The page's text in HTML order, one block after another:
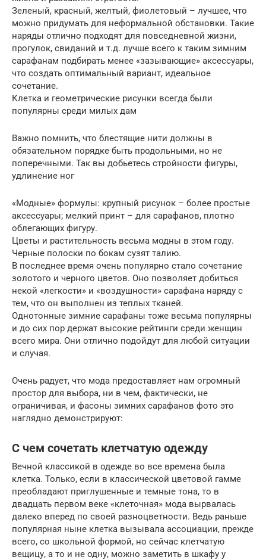
Зеленый, красный, желтый, фиолетовый – лучшее, что
можно придумать для неформальной обстановки. Такие
наряды отлично подходят для повседневной жизни,
прогулок, свиданий и т.д. лучше всего к таким зимним
сарафанам подбирать менее «зазывающие» аксессуары,
что создать оптимальный вариант, идеальное
сочетание.
Клетка и геометрические рисунки всегда были
популярны среди милых дам
Важно помнить, что блестящие нити должны в
обязательном порядке быть продольными, но не
поперечными. Так вы добьетесь стройности фигуры,
удлинение ног
«Модные» формулы: крупный рисунок – более простые
аксессуары; мелкий принт – для сарафанов, плотно
облегающих фигуру.
Цветы и растительность весьма модны в этом году.
Черные полоски по бокам сузят талию.
В последнее время очень популярно стало сочетание
золотого и черного цветов. Оно позволяет добиться
некой «легкости» и «воздушности» сарафана наряду с
тем, что он выполнен из теплых тканей.
Однотонные зимние сарафаны тоже весьма популярны
и до сих пор держат высокие рейтинги среди женщин
всего мира. Они отлично подойдут для любой ситуации
и случая.
Очень радует, что мода предоставляет нам огромный
простор для выбора, ни в чем, фактически, не
ограничивая, и фасоны зимних сарафанов фото это
наглядно демонстрируют:
С чем сочетать клетчатую одежду
Вечной классикой в одежде во все времена была
клетка. Только, если в классической цветовой гамме
преобладают приглушенные и темные тона, то в
двадцать первом веке «клеточная» мода вырвалась
далеко вперед по своей разноцветности. Ведь раньше
популярная ныне клетка вызывала ассоциации, прежде
всего, со школьной формой, но сейчас клетчатую
вещицу, а то и не одну, можно заметить в шкафу у